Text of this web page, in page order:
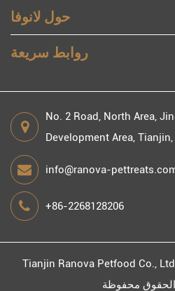
حول لانوفا
روابط سريعة
No. 2 Road, North Area,
Development Area,
info@ranova-
+86-2268128206
Tianjin Ranova Petfood Co.,